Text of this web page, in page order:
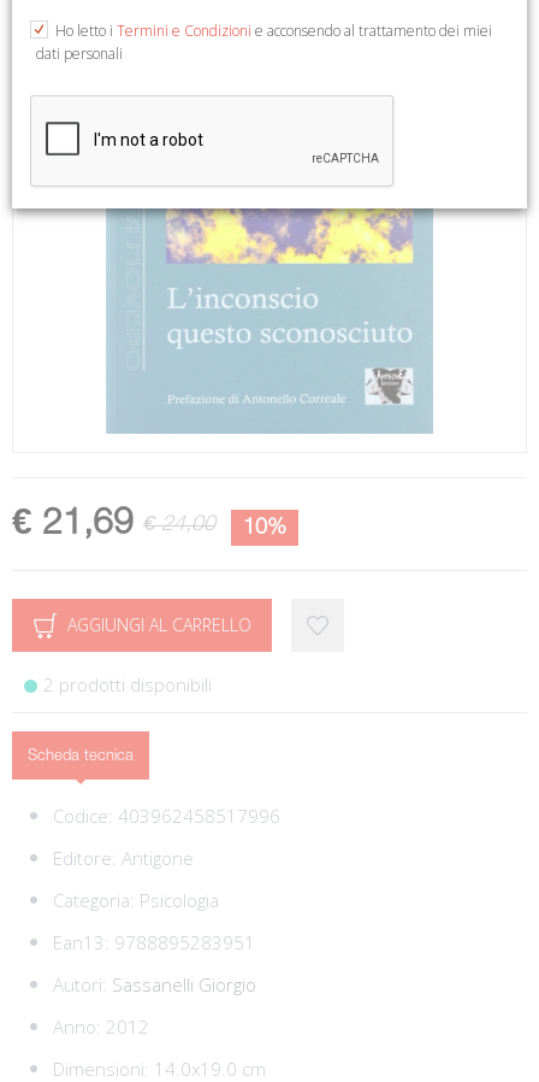
€ 21,69 € 24,00 10%
AGGIUNGI AL CARRELLO
2 prodotti disponibili
Scheda tecnica
Codice: 403962458517996
Editore: Antigone
Categoria: Psicologia
Ean13: 9788895283951
Autori: Sassanelli Giorgio
Anno: 2012
Dimensioni: 14.0x19.0 cm
Ho letto i Termini e Condizioni e acconsendo al trattamento dei miei
dati personali